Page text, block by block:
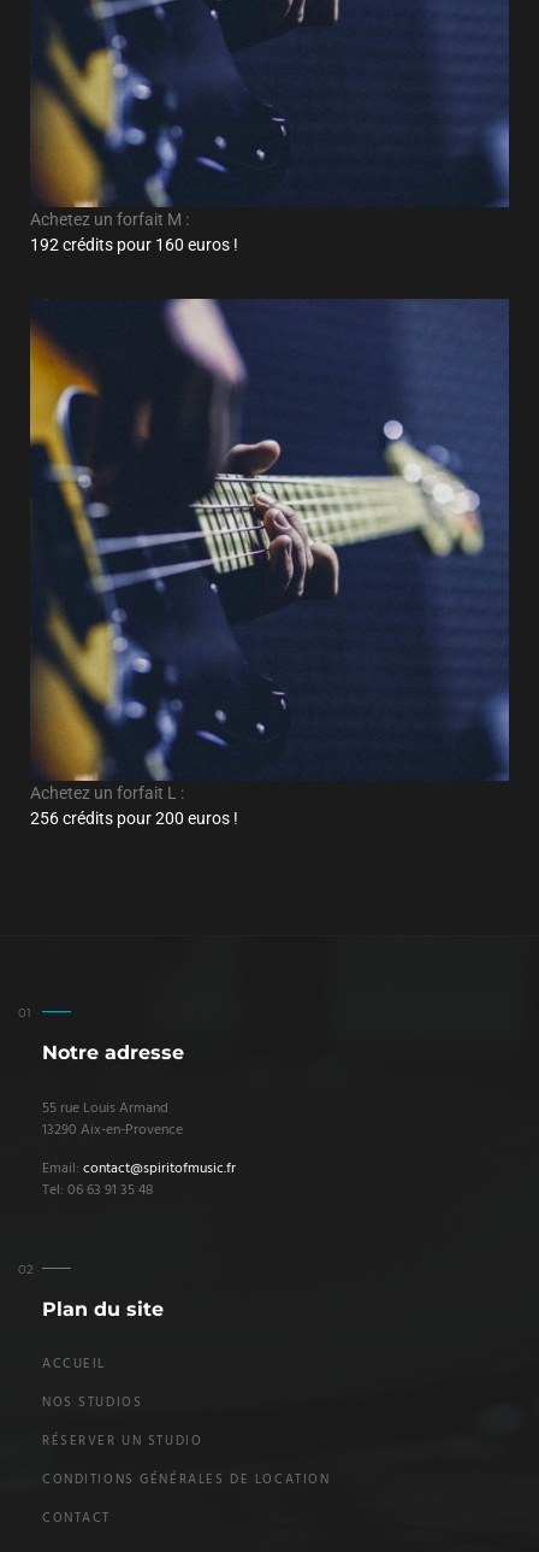
Achetez un forfait M :
192 crédits pour 160 euros !
Achetez un forfait L :
256 crédits pour 200 euros !
Notre adresse
55 rue Louis Armand
13290 Aix-en-Provence
Email: contact@spiritofmusic.fr
Tel: 06 63 91 35 48
Plan du site
ACCUEIL
NOS STUDIOS
RÉSERVER UN STUDIO
CONDITIONS GÉNÉRALES DE LOCATION
CONTACT